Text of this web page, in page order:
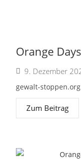
Orange
9. Dezember
gewalt-
Zum Beitrag